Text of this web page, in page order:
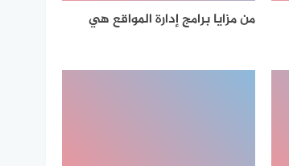
من مزايا برامج إدارة المواقع هي